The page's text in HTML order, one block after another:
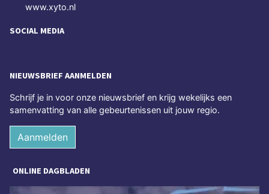
www.xyto.nl
SOCIAL MEDIA
NIEUWSBRIEF AANMELDEN
Schrijf je in voor onze nieuwsbrief en krijg wekelijks een
samenvatting van alle gebeurtenissen uit jouw regio.
Aanmelden
ONLINE DAGBLADEN